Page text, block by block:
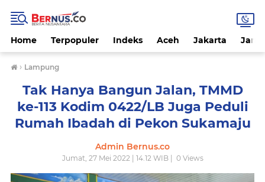
Home Terpopuler Indeks Aceh Jakarta
› Lampung
Tak Hanya Bangun Jalan, TMMD
ke-113 Kodim 0422/LB Juga Peduli
Rumah Ibadah di Pekon Sukamaju
Admin Bernus.co
Jumat, 27 Mei 2022 | 14.12 WIB | 0Views